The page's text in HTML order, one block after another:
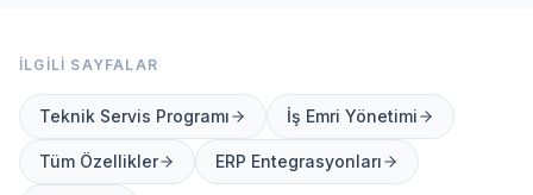
İLGILI SAYFALAR
Teknik Servis Programı İş Emri Yönetimi
Tüm Özellikler ERP Entegrasyonları